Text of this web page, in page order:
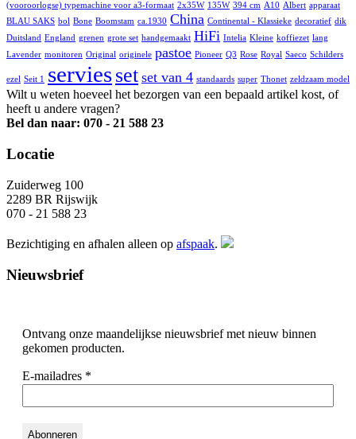
(vooroorlogse) typemachine voor a3-formaat 2x35W 135W 394 cm A10 Albert apparaat
BLAU SAKS bol Bone Boomstam ca.1930 China Continental - Klassieke decoratief dik
Duitsland England grenen grote set handgemaakt HiFi Intelia Kleine koffiezet lang
Lavender monitoren Original originele pastoe Pioneer Q3 Rose Royal Saeco Schilders
ezel Seit 1 serviesset set van 4 standaards super Thonet zeldzaam model
Wilt u weten hoeveel het bezorgen van een bepaald artikel kost, of
heeft u andere vragen?
Bel dan naar: 070 - 21 588 23
Locatie
Zuiderweg 100
2289 BR Rijswijk
070 - 21 588 23
Bezichtiging en afhalen alleen op afspaak.
Nieuwsbrief
Ontvang onze maandelijkse nieuwsbrief met nieuw binnen
gekomen producten.
E-mailadres *